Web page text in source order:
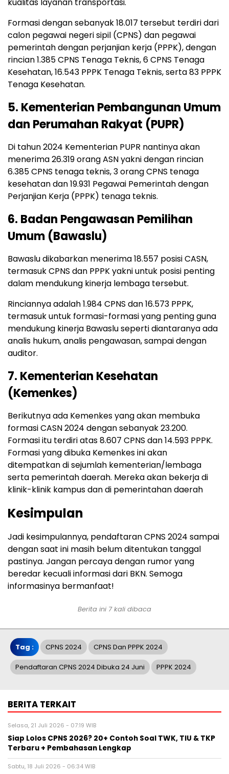
kualitas layanan transportasi.
Formasi dengan sebanyak 18.017 tersebut terdiri dari
calon pegawai negeri sipil (CPNS) dan pegawai
pemerintah dengan perjanjian kerja (PPPK), dengan
rincian 1.385 CPNS Tenaga Teknis, 6 CPNS Tenaga
Kesehatan, 16.543 PPPK Tenaga Teknis, serta 83 PPPK
Tenaga Kesehatan.
5. Kementerian Pembangunan Umum
dan Perumahan Rakyat (PUPR)
Di tahun 2024 Kementerian PUPR nantinya akan
menerima 26.319 orang ASN yakni dengan rincian
6.385 CPNS tenaga teknis, 3 orang CPNS tenaga
kesehatan dan 19.931 Pegawai Pemerintah dengan
Perjanjian Kerja (PPPK) tenaga teknis.
6. Badan Pengawasan Pemilihan
Umum (Bawaslu)
Bawaslu dikabarkan menerima 18.557 posisi CASN,
termasuk CPNS dan PPPK yakni untuk posisi penting
dalam mendukung kinerja lembaga tersebut.
Rinciannya adalah 1.984 CPNS dan 16.573 PPPK,
termasuk untuk formasi-formasi yang penting guna
mendukung kinerja Bawaslu seperti diantaranya ada
analis hukum, analis pengawasan, sampai dengan
auditor.
7. Kementerian Kesehatan
(Kemenkes)
Berikutnya ada Kemenkes yang akan membuka
formasi CASN 2024 dengan sebanyak 23.200.
Formasi itu terdiri atas 8.607 CPNS dan 14.593 PPPK.
Formasi yang dibuka Kemenkes ini akan
ditempatkan di sejumlah kementerian/lembaga
serta pemerintah daerah. Mereka akan bekerja di
klinik-klinik kampus dan di pemerintahan daerah
Kesimpulan
Jadi kesimpulannya, pendaftaran CPNS 2024 sampai
dengan saat ini masih belum ditentukan tanggal
pastinya. Jangan percaya dengan rumor yang
beredar kecuali informasi dari BKN. Semoga
informasinya bermanfaat!
Berita ini 7 kali dibaca
Tag : CPNS 2024 CPNS Dan PPPK 2024
Pendaftaran CPNS 2024 Dibuka 24 Juni PPPK 2024
BERITA TERKAIT
Selasa, 21 Juli 2026 - 07:19 WIB
Siap Lolos CPNS 2026? 20+ Contoh Soal TWK, TIU & TKP
Terbaru + Pembahasan Lengkap
Sabtu, 18 Juli 2026 - 06:34 WIB